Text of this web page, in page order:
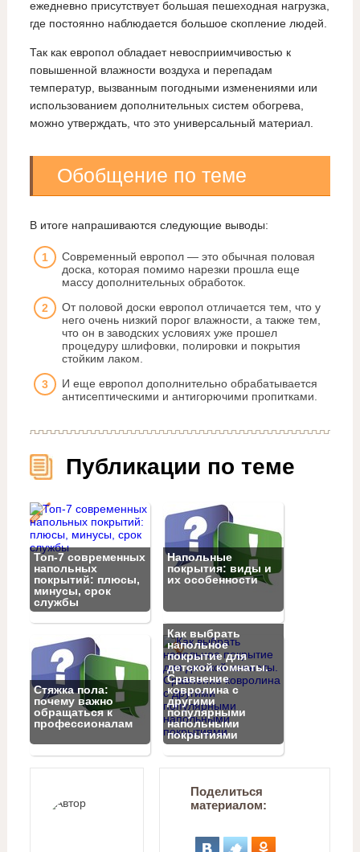
ежедневно присутствует большая пешеходная нагрузка,
где постоянно наблюдается большое скопление людей.
Так как европол обладает невосприимчивостью к
повышенной влажности воздуха и перепадам
температур, вызванным погодными изменениями или
использованием дополнительных систем обогрева,
можно утверждать, что это универсальный материал.
Обобщение по теме
В итоге напрашиваются следующие выводы:
Современный европол — это обычная половая
доска, которая помимо нарезки прошла еще
массу дополнительных обработок.
От половой доски европол отличается тем, что у
него очень низкий порог влажности, а также тем,
что он в заводских условиях уже прошел
процедуру шлифовки, полировки и покрытия
стойким лаком.
И еще европол дополнительно обрабатывается
антисептическими и антигорючими пропитками.
Публикации по теме
Топ‑7 современных
напольных
покрытий: плюсы,
минусы, срок
службы
Напольные
покрытия: виды и
их особенности
Стяжка пола:
почему важно
обращаться к
профессионалам
Как выбрать
напольное
покрытие для
детской комнаты.
Сравнение
ковролина с
другими
популярными
напольными
покрытиями
Поделиться
материалом: